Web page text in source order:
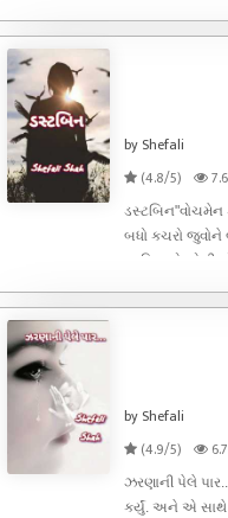
ઉઠ્યો હશે એમ
by Shefali
(4.8/5)
ડસ્ટબિન"વોચમેન
બધો કચરો
પ્રતિમાએ એની
જેવો જવાબ
by Shefali
(4.9/5)
ઝરણાની પેલે
કર્યું. અને એ સાથે